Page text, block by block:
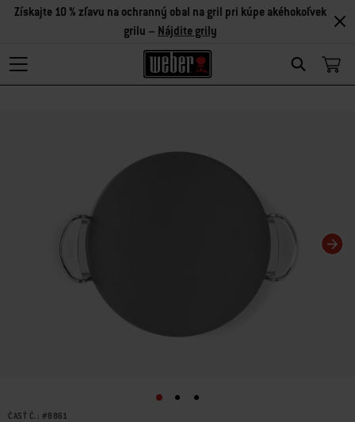
Search
Získajte 10 % zľavu na ochranný obal na gril pri kúpe akéhokoľvek
grilu – Nájdite grily
ČASŤ Č.: #8861